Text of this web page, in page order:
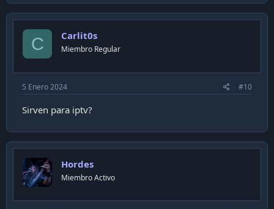
C Carlit0s
Miembro Regular
5 Enero 2024 #10
Sirven para iptv?
Hordes
Miembro Activo